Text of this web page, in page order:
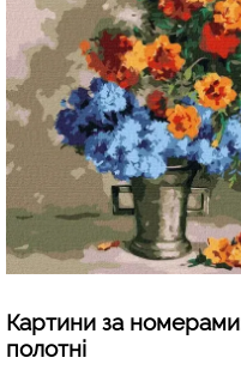
Картини за номерами:
полотні